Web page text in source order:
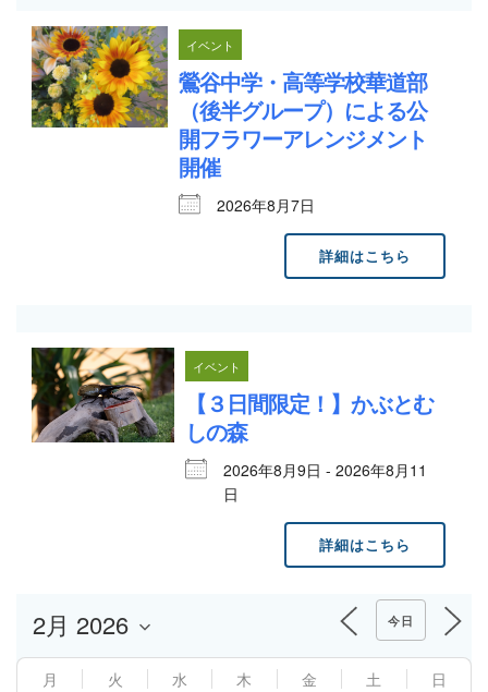
イベント
鶯谷中学・高等学校華道部
（後半グループ）による公
開フラワーアレンジメント
開催
2026年8月7日
詳細はこちら
イベント
【３日間限定！】かぶとむ
しの森
2026年8月9日 - 2026年8月11
日
詳細はこちら
今日
月 火 水 木 金 土 日